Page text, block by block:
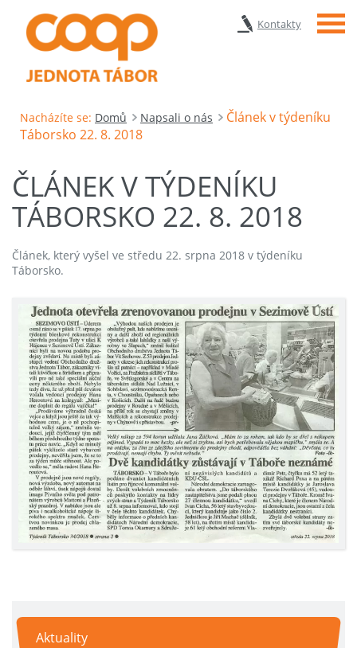
Kontakty Menu
Nacházíte se: Domů Napsali o nás
Článek v týdeníku
Táborsko 22. 8. 2018
ČLÁNEK V TÝDENÍKU
TÁBORSKO 22. 8. 2018
Článek, který vyšel ve středu 22. srpna 2018 v týdeníku
Táborsko.
Aktuality